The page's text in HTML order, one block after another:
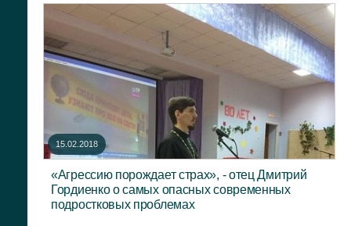
15.02.2018
«Агрессию порождает страх», - отец Дмитрий
Гордиенко о самых опасных современных
подростковых проблемах